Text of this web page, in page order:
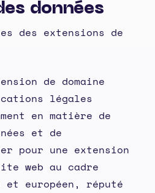
données
des extensions de
de domaine
légales
en matière de
et de
pour une extension
web au cadre
européen, réputé